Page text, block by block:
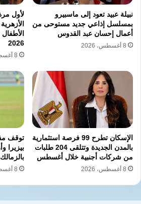
نبيلة عبيد تعود إلى ماسبيرو
بمسلسل إذاعي جديد مستوحى من
أعمال إحسان عبد القدوس
8 أغسطس، 2026
لأول
2026
8 أغسطس، 2026
الإسكان تطرح 99 فرصة استثمارية
بالمدن الجديدة وتتلقى 204 طلبات
من شركات أجنبية خلال أغسطس
8 أغسطس، 2026
توقف
بيزيرا
بالزمالك
8 أغسطس، 2026